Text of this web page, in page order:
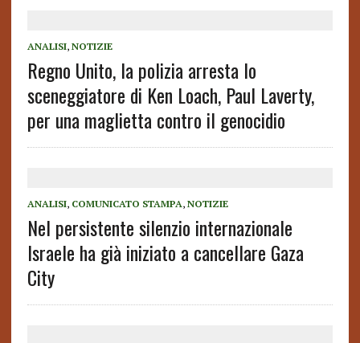
ANALISI, NOTIZIE
Regno Unito, la polizia arresta lo
sceneggiatore di Ken Loach, Paul Laverty,
per una maglietta contro il genocidio
ANALISI, COMUNICATO STAMPA, NOTIZIE
Nel persistente silenzio internazionale
Israele ha già iniziato a cancellare Gaza
City